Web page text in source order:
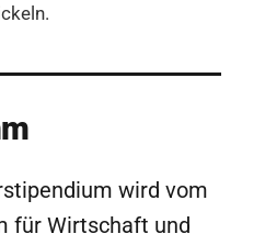
wird vom
für Wirtschaft und